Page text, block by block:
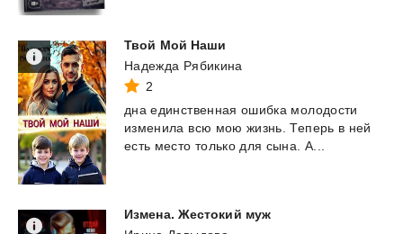
Твой Мой Наши
Надежда Рябикина
2
дна единственная ошибка молодости
изменила всю мою жизнь. Теперь в ней
есть место только для сына. А...
Измена. Жестокий муж